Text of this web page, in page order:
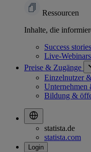
Ressourcen
Inhalte, die
Success stories
Live-
Preise & Zugänge
Einzelnutzer
Unternehmen
Bildung &
statista.de
statista.com